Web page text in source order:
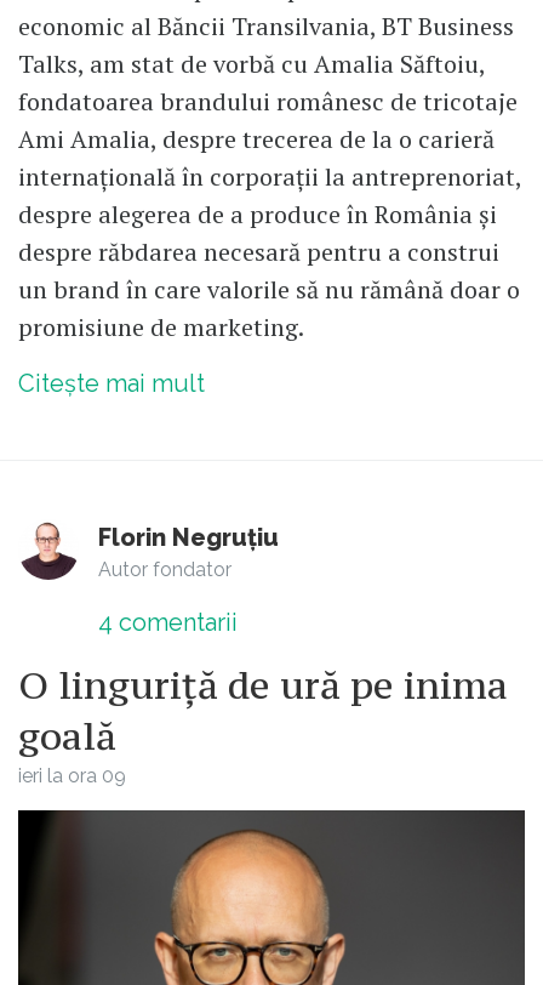
economic al Băncii Transilvania, BT Business
Talks, am stat de vorbă cu Amalia Săftoiu,
fondatoarea brandului românesc de tricotaje
Ami Amalia, despre trecerea de la o carieră
internațională în corporații la antreprenoriat,
despre alegerea de a produce în România și
despre răbdarea necesară pentru a construi
un brand în care valorile să nu rămână doar o
promisiune de marketing.
Citește mai mult
Florin Negruțiu
Autor fondator
4 comentarii
O linguriță de ură pe inima
goală
ieri la ora 09